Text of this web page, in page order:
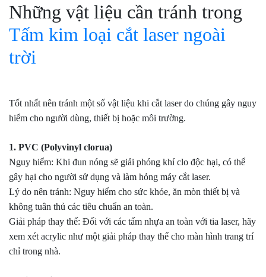
Những vật liệu cần tránh trong
Tấm kim loại cắt laser ngoài
trời
Tốt nhất nên tránh một số vật liệu khi cắt laser do chúng gây nguy
hiểm cho người dùng, thiết bị hoặc môi trường.
1. PVC (Polyvinyl clorua)
Nguy hiểm: Khi đun nóng sẽ giải phóng khí clo độc hại, có thể
gây hại cho người sử dụng và làm hỏng máy cắt laser.
Lý do nên tránh: Nguy hiểm cho sức khỏe, ăn mòn thiết bị và
không tuân thủ các tiêu chuẩn an toàn.
Giải pháp thay thế: Đối với các tấm nhựa an toàn với tia laser, hãy
xem xét acrylic như một giải pháp thay thế cho màn hình trang trí
chỉ trong nhà.